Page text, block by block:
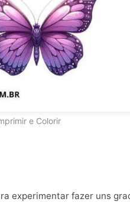
e Colorir
experimentar fazer uns